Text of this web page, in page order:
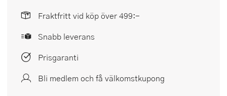
Fraktfritt vid köp över 499:-
Snabb leverans
Prisgaranti
Bli medlem och få välkomstkupong